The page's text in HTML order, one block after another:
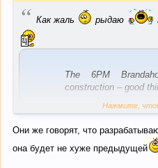
“ Как жаль рыдаю
The 6PM
construction – good
Please note, we
Brandaholics
of October 17,
accrue additional
Нажмите,
Они же говорят, что
она будет не хуже предыдущей